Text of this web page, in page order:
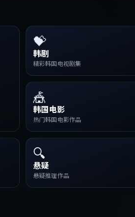
💝
韩剧
精彩韩国电视剧集
🎪
韩国电影
热门韩国电影作品
🔍
悬疑
悬疑推理作品